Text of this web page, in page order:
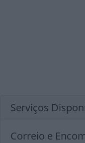
Serviços
Correio e